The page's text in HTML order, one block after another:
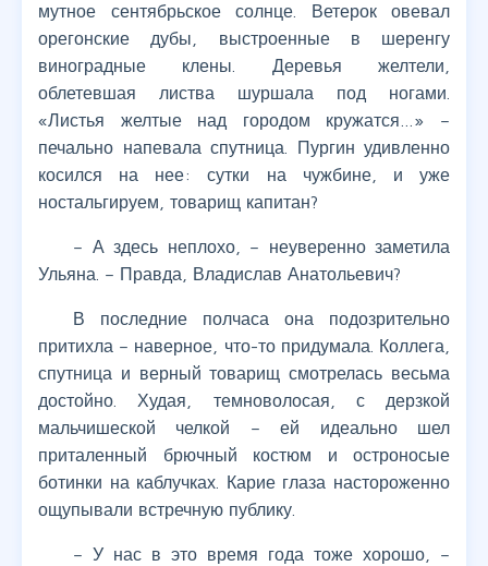
мутное сентябрьское солнце. Ветерок овевал
орегонские дубы, выстроенные в шеренгу
виноградные клены. Деревья желтели,
облетевшая листва шуршала под ногами.
«Листья желтые над городом кружатся…» –
печально напевала спутница. Пургин удивленно
косился на нее: сутки на чужбине, и уже
ностальгируем, товарищ капитан?
– А здесь неплохо, – неуверенно заметила
Ульяна. – Правда, Владислав Анатольевич?
В последние полчаса она подозрительно
притихла – наверное, что-то придумала. Коллега,
спутница и верный товарищ смотрелась весьма
достойно. Худая, темноволосая, с дерзкой
мальчишеской челкой – ей идеально шел
приталенный брючный костюм и остроносые
ботинки на каблучках. Карие глаза настороженно
ощупывали встречную публику.
– У нас в это время года тоже хорошо, –